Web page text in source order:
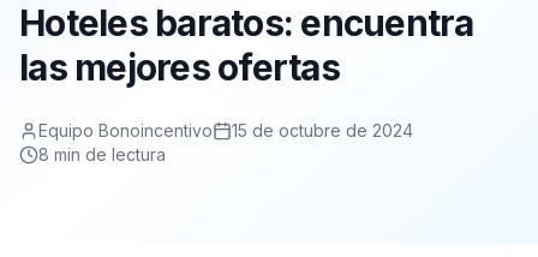
Bono Europa
Hoteles baratos: encuentra
las mejores ofertas
Equipo Bonoincentivo
15 de octubre de 2024
8 min de lectura